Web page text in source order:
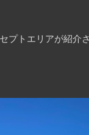
プトエリアが紹介さ